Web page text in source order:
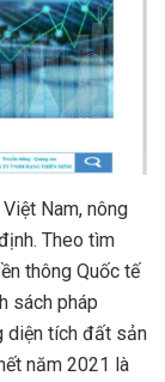
Nam, nông
Theo tìm
thông Quốc tế
sách pháp
diện tích đất sản
năm 2021 là